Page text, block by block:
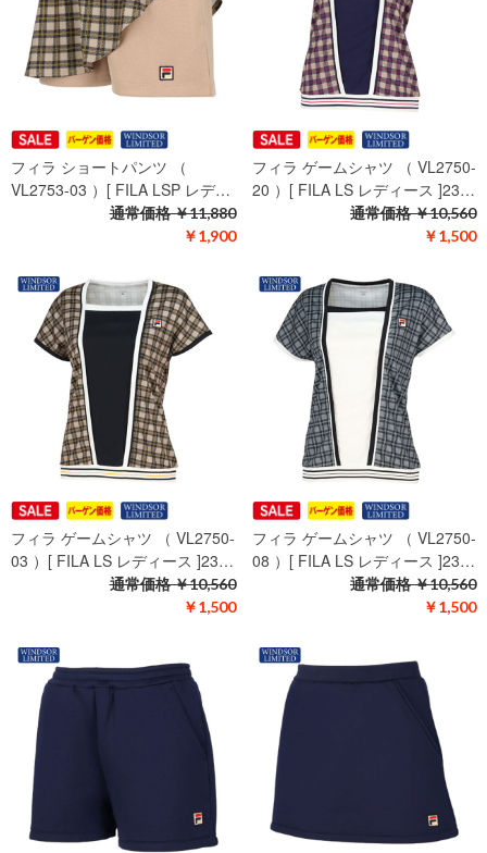
フィラ ショートパンツ （
VL2753-03 ）[ FILA LSP レデ…
￥1,900
通常価格￥11,880
フィラ ゲームシャツ （ VL2750-
20 ）[ FILA LS レディース ]23…
￥1,500
通常価格￥10,560
フィラ ゲームシャツ （ VL2750-
03 ）[ FILA LS レディース ]23…
￥1,500
通常価格￥10,560
フィラ ゲームシャツ （ VL2750-
08 ）[ FILA LS レディース ]23…
￥1,500
通常価格￥10,560